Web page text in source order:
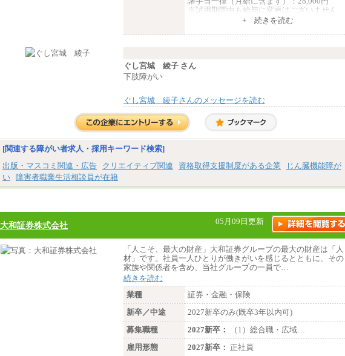
※試用期間中も給与に変更はございません
月給370,000円～
※試用期間中も給与に変更はございません。
+ 続きを読む
ぐし宮城 綾子 さん
下肢障がい
ぐし宮城 綾子さんのメッセージを読む
[関連する障がい者求人・採用キーワード検索]
出版・マスコミ関連・広告
クリエイティブ関連 資格取得支援制度がある企業
じん臓機能障が
い
障害者職業生活相談員が在籍
大和証券株式会社 05月09日更新
「人こそ、最大の財産」大和証券グループの最大の財産は「人
材」です。社員一人ひとりが働きがいを感じるとともに、その
家族や関係者を含め、当社グループの一員で…
続きを読む
業種
証券・金融・保険
新卒／中途
2027新卒のみ(既卒3年以内可)
募集職種
2027新卒：
（1）総合職・広域…
雇用形態
2027新卒： 正社員